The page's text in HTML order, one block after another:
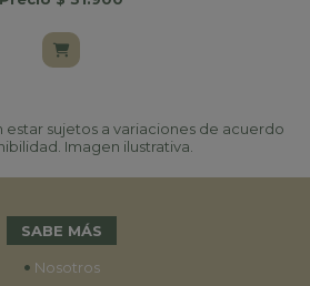
sujetos a variaciones de acuerdo
Imagen ilustrativa.
SABE MÁS
• Nosotros